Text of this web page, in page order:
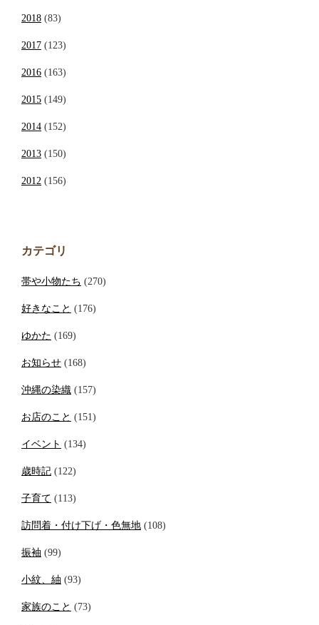
2018 (83)
2017 (123)
2016 (163)
2015 (149)
2014 (152)
2013 (150)
2012 (156)
カテゴリ
帯や小物たち (270)
好きなこと (176)
ゆかた (169)
お知らせ (168)
沖縄の染織 (157)
お店のこと (151)
イベント (134)
歳時記 (122)
子育て (113)
訪問着・付け下げ・色無地 (108)
振袖 (99)
小紋、紬 (93)
家族のこと (73)